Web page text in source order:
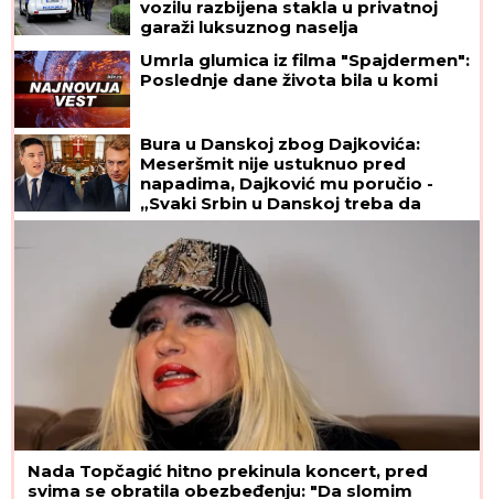
vozilu razbijena stakla u privatnoj
garaži luksuznog naselja
Umrla glumica iz filma "Spajdermen":
Poslednje dane života bila u komi
Bura u Danskoj zbog Dajkovića:
Meseršmit nije ustuknuo pred
napadima, Dajković mu poručio -
„Svaki Srbin u Danskoj treba da
prepozna političara poput tebe“
Nada Topčagić hitno prekinula koncert, pred
svima se obratila obezbeđenju: "Da slomim